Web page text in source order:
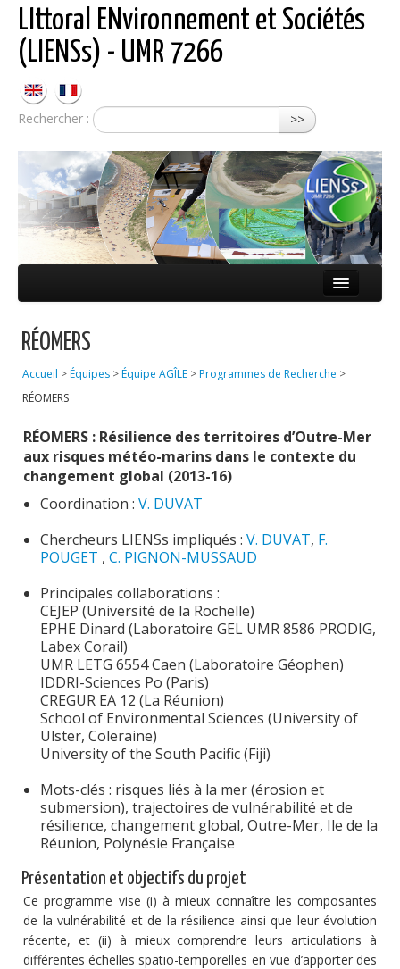
LIttoral ENvironnement et Sociétés
(LIENSs) - UMR 7266
Rechercher : >>
Équipes
Réseaux
Soutien technique
Données
Science pour tou·te·s
Actualités
RÉOMERS
Accueil >Équipes >Équipe AGÎLE >Programmes de Recherche >
RÉOMERS
RÉOMERS : Résilience des territoires d’Outre-Mer
aux risques météo-marins dans le contexte du
changement global (2013-16)
Coordination : V. DUVAT
Chercheurs LIENSs impliqués : V. DUVAT, F.
POUGET , C. PIGNON-MUSSAUD
Principales collaborations :
CEJEP (Université de la Rochelle)
EPHE Dinard (Laboratoire GEL UMR 8586 PRODIG,
Labex Corail)
UMR LETG 6554 Caen (Laboratoire Géophen)
IDDRI-Sciences Po (Paris)
CREGUR EA 12 (La Réunion)
School of Environmental Sciences (University of
Ulster, Coleraine)
University of the South Pacific (Fiji)
Mots-clés : risques liés à la mer (érosion et
submersion), trajectoires de vulnérabilité et de
résilience, changement global, Outre-Mer, Ile de la
Réunion, Polynésie Française
Présentation et objectifs du projet
Ce programme vise (i) à mieux connaître les composantes
de la vulnérabilité et de la résilience ainsi que leur évolution
récente, et (ii) à mieux comprendre leurs articulations à
différentes échelles spatio-temporelles en vue d’apporter des